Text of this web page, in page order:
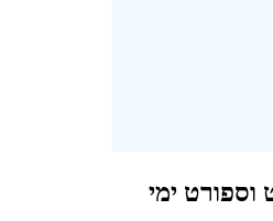
וספורט ימי